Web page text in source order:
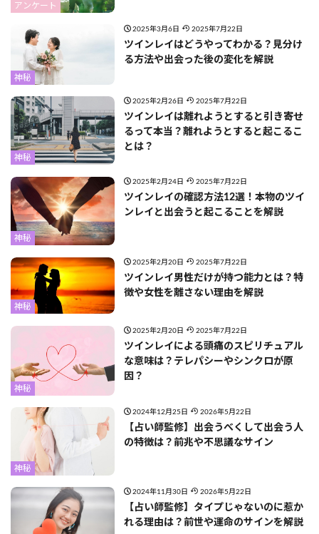
アンケート
神秘
2025年3月6日 2025年7月22日
ツインレイはどうやってわかる？見分け
る方法や出会った後の変化を解説
神秘
2025年2月26日 2025年7月22日
ツインレイは離れようとすると引き寄せ
るって本当？離れようとすると起こるこ
とは？
神秘
2025年2月24日 2025年7月22日
ツインレイの確認方法12選！本物のツイ
ンレイと出会うと起こることを解説
神秘
2025年2月20日 2025年7月22日
ツインレイ男性だけが持つ能力とは？特
徴や女性を離さない理由を解説
神秘
2025年2月20日 2025年7月22日
ツインレイによる頭痛のスピリチュアル
な意味は？テレパシーやシンクロが原
因？
神秘
2024年12月25日 2026年5月22日
【占い師監修】出会うべくして出会う人
の特徴は？前兆や不思議なサイン
2024年11月30日 2026年5月22日
【占い師監修】タイプじゃないのに惹か
れる理由は？前世や運命のサインを解説